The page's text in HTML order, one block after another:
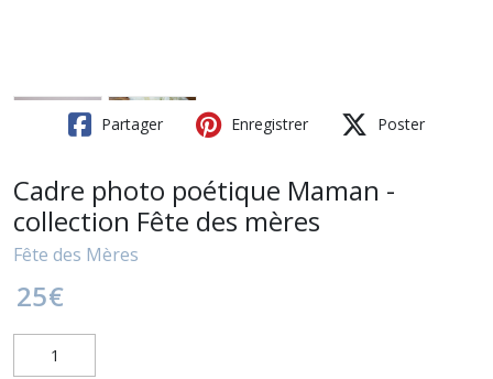
Partager Enregistrer Poster
Cadre photo poétique Maman -
collection Fête des mères
Fête des Mères
25€